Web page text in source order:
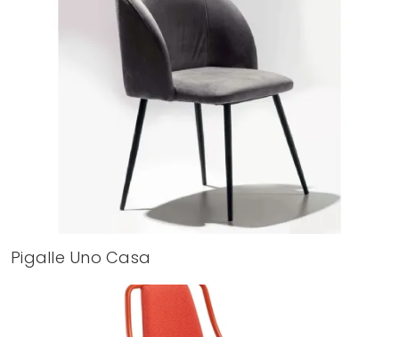
Pigalle Uno Casa